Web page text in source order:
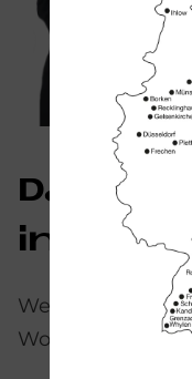
Das
Weitere